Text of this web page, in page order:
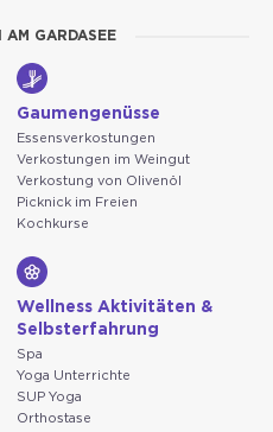
GARDASEE
Gaumengenüsse
Essensverkostungen
Verkostungen im Weingut
Verkostung von Olivenöl
Picknick im Freien
Kochkurse
Wellness Aktivitäten &
Selbsterfahrung
Spa
Yoga Unterrichte
SUP Yoga
Orthostase